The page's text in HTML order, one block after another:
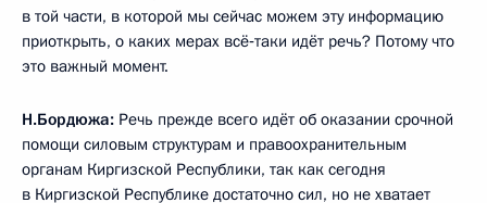
в той части, в которой мы сейчас можем эту информацию
приоткрыть, о каких мерах всё‑таки идёт речь? Потому что
это важный момент.
Н.Бордюжа: Речь прежде всего идёт об оказании срочной
помощи силовым структурам и правоохранительным
органам Киргизской Республики, так как сегодня
в Киргизской Республике достаточно сил, но не хватает